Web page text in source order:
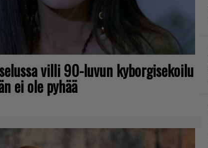
villi 90-luvun kyborgisekoilu
ei ole pyhää